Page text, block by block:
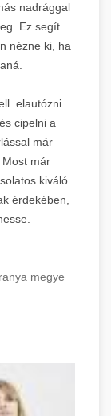
→
→
nadrággal
Ez segít
nézne ki, ha
elautózni
cipelni a
már
már
kiváló
érdekében,
megye